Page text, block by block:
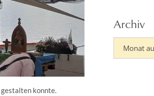
konnte.
Archiv